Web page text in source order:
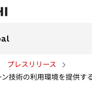
プレスリリース
技術の利用環境を提供す